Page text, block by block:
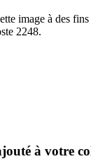
image à des
2248.
à votre